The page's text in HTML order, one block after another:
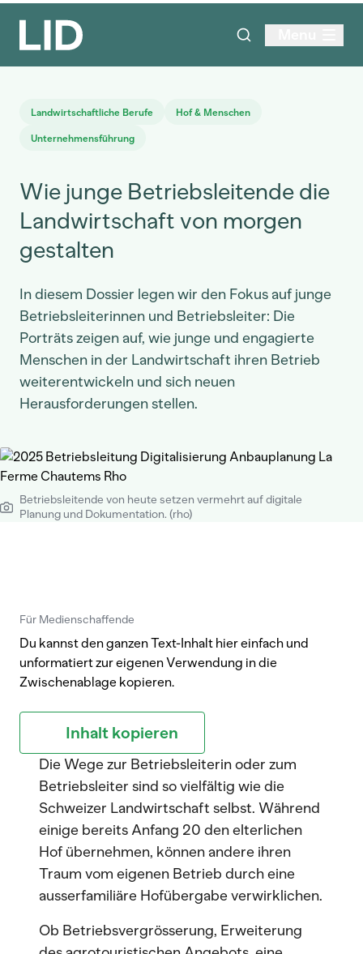
Landwirtschaftliche Berufe Hof & Menschen
Unternehmensführung
Wie junge Betriebsleitende die
Landwirtschaft von morgen
gestalten
In diesem Dossier legen wir den Fokus auf junge
Betriebsleiterinnen und Betriebsleiter: Die
Porträts zeigen auf, wie junge und engagierte
Menschen in der Landwirtschaft ihren Betrieb
weiterentwickeln und sich neuen
Herausforderungen stellen.
Betriebsleitende von heute setzen vermehrt auf digitale
Planung und Dokumentation. (rho)
Für Medienschaffende
Du kannst den ganzen Text-Inhalt hier einfach und
unformatiert zur eigenen Verwendung in die
Zwischenablage kopieren.
Inhalt kopieren
Die Wege zur Betriebsleiterin oder zum
Betriebsleiter sind so vielfältig wie die
Schweizer Landwirtschaft selbst. Während
einige bereits Anfang 20 den elterlichen
Hof übernehmen, können andere ihren
Traum vom eigenen Betrieb durch eine
ausserfamiliäre Hofübergabe verwirklichen.
Ob Betriebsvergrösserung, Erweiterung